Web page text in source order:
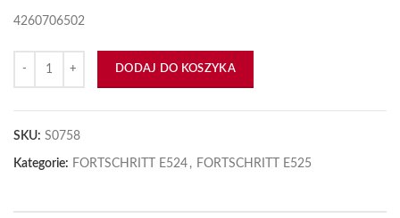
4260706502
DODAJ DO KOSZYKA
SKU: S0758
Kategorie: FORTSCHRITT E524 , FORTSCHRITT E525